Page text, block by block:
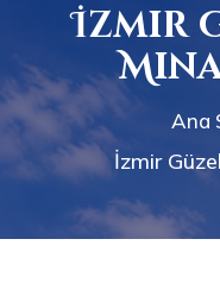
İzmir
Ana
İzmir